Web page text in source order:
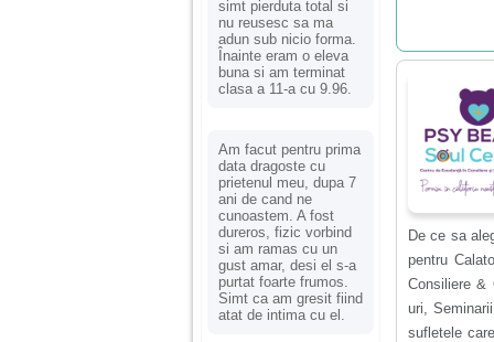
simt pierduta total si
nu reusesc sa ma
adun sub nicio forma.
Înainte eram o eleva
buna si am terminat
clasa a 11-a cu 9.96.
Am facut pentru prima
data dragoste cu
prietenul meu, dupa 7
ani de cand ne
cunoastem. A fost
dureros, fizic vorbind
si am ramas cu un
gust amar, desi el s-a
purtat foarte frumos.
Simt ca am gresit fiind
atat de intima cu el.
De ce sa
pentru
Consiliere &
uri,
sufletele